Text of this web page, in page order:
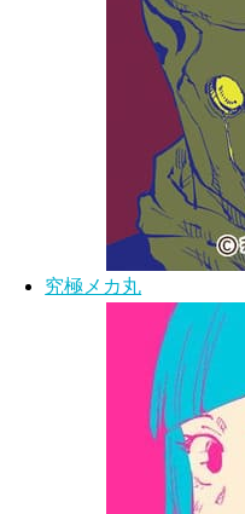
究極メカ丸